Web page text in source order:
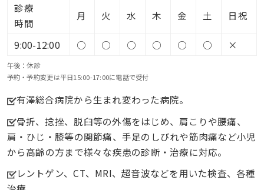
診療
時間
月 火 水 木 金 土 日祝
9:00-12:00 ○ ○ ○ ○ ○ ○ ×
午後：休診
予約・予約変更は平日15:00-17:00に電話で受付
有澤総合病院から生まれ変わった病院。
骨折、捻挫、脱臼等の外傷をはじめ、肩こりや腰痛、
肩・ひじ・膝等の関節痛、手足のしびれや筋肉痛など小児
から高齢の方まで様々な疾患の診断・治療に対応。
レントゲン、CT、MRI、超音波などを用いた検査、各種